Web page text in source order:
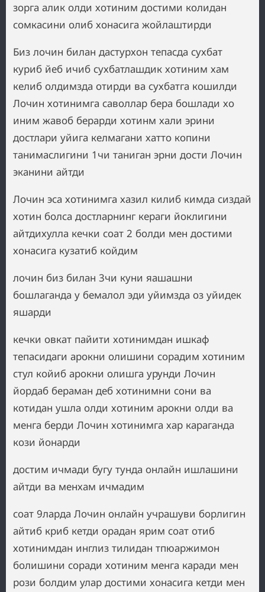
зорга алик олди хотиним достими колидан
сомкасини олиб хонасига жойлаштирди
Биз лочин билан дастурхон тепасда сухбат
куриб йеб ичиб сухбатлашдик хотиним хам
келиб олдимзда отирди ва сухбатга кошилди
Лочин хотинимга саволлар бера бошлади хо
иним жавоб берарди хотинм хали эрини
достлари уйига келмагани хатто копини
танимаслигини 1чи таниган эрни дости Лочин
эканини айтди
Лочин эса хотинимга хазил килиб кимда сиздай
хотин болса достларнинг кераги йоклигини
айтдихулла кечки соат 2 болди мен достими
хонасига кузатиб койдим
лочин биз билан 3чи куни яашашни
бошлаганда у бемалол эди уйимзда оз уйидек
яшарди
кечки овкат пайити хотинимдан ишкаф
тепасидаги арокни олишини сорадим хотиним
стул койиб арокни олишга урунди Лочин
йордаб бераман деб хотинимни сони ва
котидан ушла олди хотиним арокни олди ва
менга берди Лочин хотинимга хар караганда
кози йонарди
достим ичмади бугу тунда онлайн ишлашини
айтди ва менхам ичмадим
соат 9ларда Лочин онлайн учрашуви борлигин
айтиб криб кетди орадан ярим соат отиб
хотинимдан инглиз тилидан тпюаржимон
болишини соради хотиним менга каради мен
рози болдим улар достими хонасига кетди мен